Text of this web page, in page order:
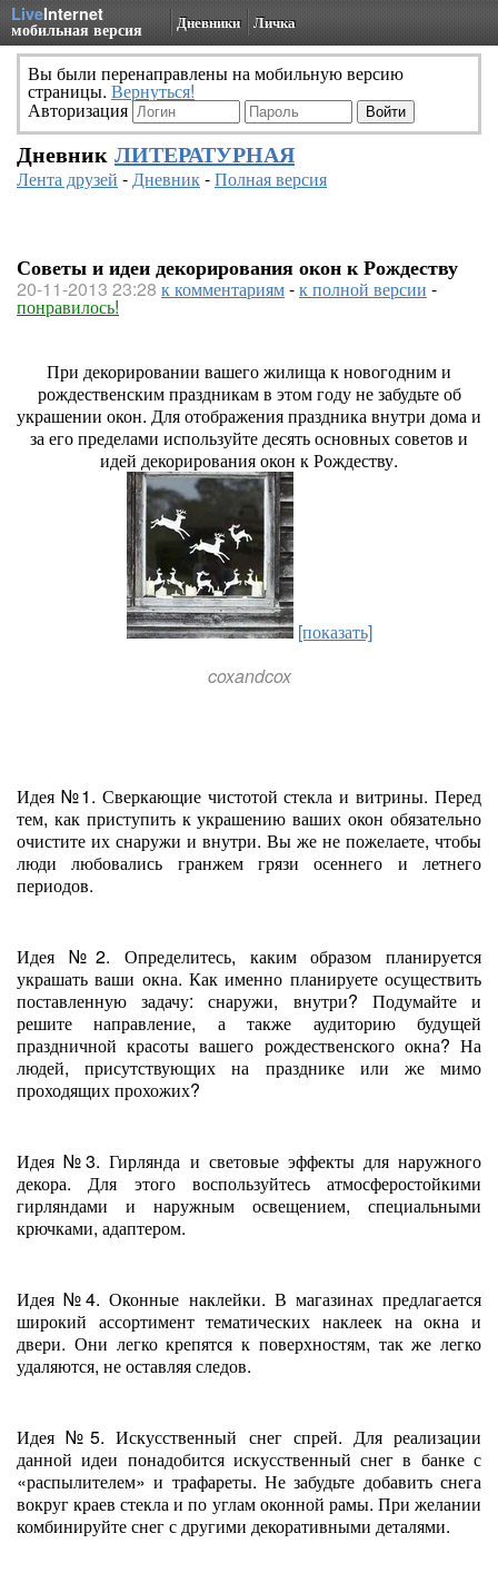
LiveInternet
мобильная версия Дневники Личка
Вы были перенаправлены на мобильную версию
страницы. Вернуться!
Авторизация
Дневник ЛИТЕРАТУРНАЯ
Лента друзей -Дневник-Полная версия
Советы и идеи декорирования окон к Рождеству
20-11-2013 23:28 к комментариям-к полной версии -
понравилось!
При декорировании вашего жилища к новогодним и
рождественским праздникам в этом году не забудьте об
украшении окон. Для отображения праздника внутри дома и
за его пределами используйте десять основных советов и
идей декорирования окон к Рождеству.
[показать]
coxandcox
Идея №1. Сверкающие чистотой стекла и витрины. Перед
тем, как приступить к украшению ваших окон обязательно
очистите их снаружи и внутри. Вы же не пожелаете, чтобы
люди любовались гранжем грязи осеннего и летнего
периодов.
Идея №2. Определитесь, каким образом планируется
украшать ваши окна. Как именно планируете осуществить
поставленную задачу: снаружи, внутри? Подумайте и
решите направление, а также аудиторию будущей
праздничной красоты вашего рождественского окна? На
людей, присутствующих на празднике или же мимо
проходящих прохожих?
Идея №3. Гирлянда и световые эффекты для наружного
декора. Для этого воспользуйтесь атмосферостойкими
гирляндами и наружным освещением, специальными
крючками, адаптером.
Идея №4. Оконные наклейки. В магазинах предлагается
широкий ассортимент тематических наклеек на окна и
двери. Они легко крепятся к поверхностям, так же легко
удаляются, не оставляя следов.
Идея №5. Искусственный снег спрей. Для реализации
данной идеи понадобится искусственный снег в банке с
«распылителем» и трафареты. Не забудьте добавить снега
вокруг краев стекла и по углам оконной рамы. При желании
комбинируйте снег с другими декоративными деталями.